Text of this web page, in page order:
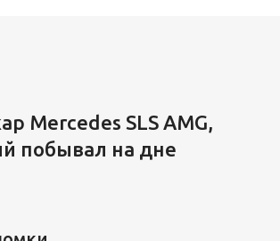
Mercedes SLS AMG,
побывал на дне